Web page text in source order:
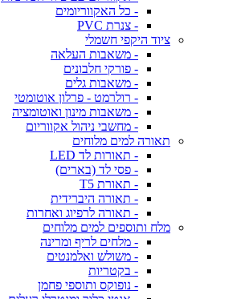
- כל האקווריומים
- צנרת PVC
ציוד היקפי חשמלי
- משאבות העלאה
- פורקי חלבונים
- משאבות גלים
- רולרמט - פרלון אוטומטי
- משאבות מינון ואוטומציה
- מחשבי ניהול אקווריום
תאורה למים מלוחים
- תאורות לד LED
- פסי לד (בארים)
- תאורת T5
- תאורה היברידית
- תאורה לרפיוג ואחרות
מלח ותוספים למים מלוחים
- מלחים לריף ומרינה
- משולש ואלמנטים
- בקטריות
- נופוקס ותוספי פחמן